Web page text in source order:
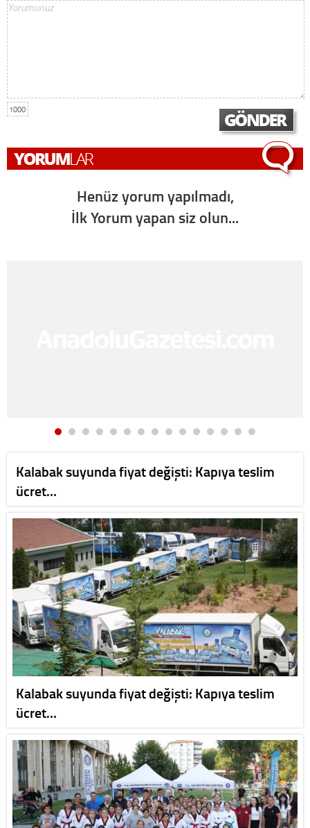
1000
Henüz yorum yapılmadı,
İlk Yorum yapan siz olun...
Kalabak suyunda fiyat değişti: Kapıya teslim
ücret…
Kalabak suyunda fiyat değişti: Kapıya teslim
ücret…